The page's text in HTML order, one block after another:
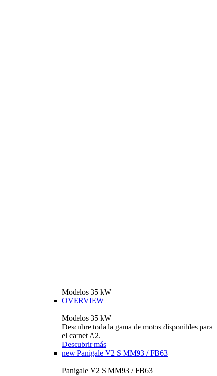
Modelos 35 kW
OVERVIEW
Modelos 35 kW
Descubre toda la gama de motos disponibles para
el carnet A2.
Descubrir más
new Panigale V2 S MM93 / FB63
Panigale V2 S MM93 / FB63